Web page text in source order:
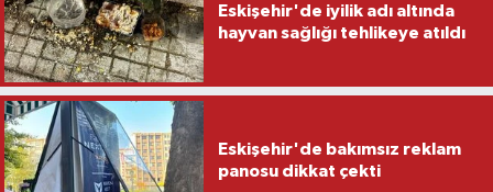
Eskişehir'de iyilik adı altında
hayvan sağlığı tehlikeye atıldı
Eskişehir'de bakımsız reklam
panosu dikkat çekti